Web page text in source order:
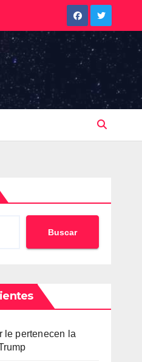
Buscar
le pertenecen la